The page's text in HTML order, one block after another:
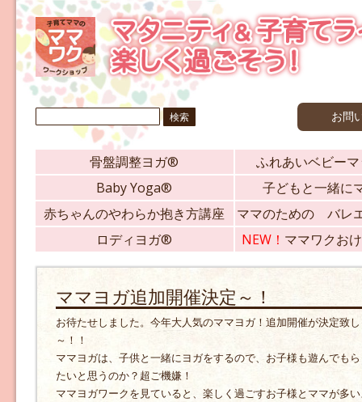
検
索: お問
骨盤調整ヨガ®
ふれあいベビー
Baby Yoga®
子どもと一緒に
赤ちゃんのやわらか抱き方講座
ママのための バレ
ロディヨガ®
NEW！ ママワクお
ママヨガ追加開催決定～！
お待たせしました。今年大人気のママヨガ！追加開催が決定致
～！！
ママヨガは、子供と一緒にヨガをするので、お子様も遊んでも
たいと思うのか？超ご機嫌！
ママヨガワークを見ていると、楽しく過ごすお子様とママが多